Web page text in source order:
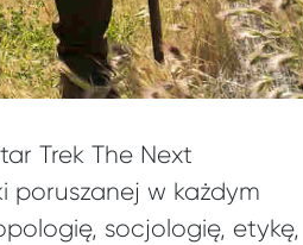
Trek The Next
poruszanej w każdym
socjologię, etykę,